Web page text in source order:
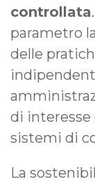
controllata
parametro
delle
di interesse
sistemi di
La